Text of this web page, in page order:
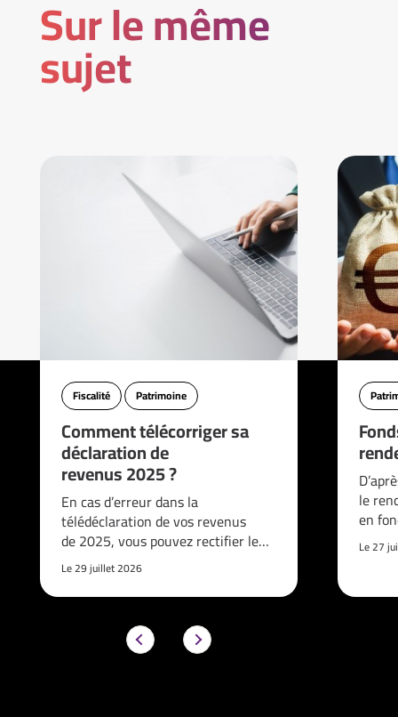
Sur le même
sujet
Fiscalité Patrimoine
Comment télécorriger sa
déclaration de
revenus 2025 ?
En cas d’erreur dans la
télédéclaration de vos revenus
de 2025, vous pouvez rectifier le…
Le 29 juillet 2026
le
en
Le 27